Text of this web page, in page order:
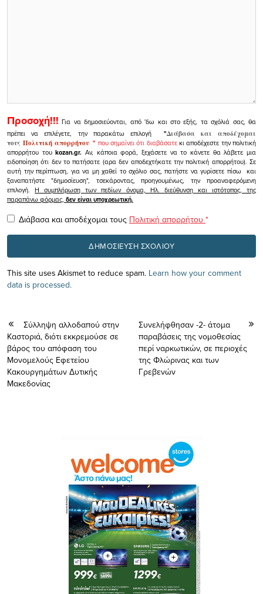
Προσοχή!!! Για να δημοσιεύονται, από 'δω και στο εξής, τα σχόλιά σας, θα
πρέπει να επιλέγετε, την παρακάτω επιλογή
"Διάβασα και αποδέχομαι
τουςΠολιτική απορρήτου" που σημαίνει ότι διαβάσατεκι αποδέχεστε την πολιτική
απορρήτου τουkozan.gr. Αν, κάποια φορά, ξεχάσετε να το κάνετε θα λάβετε μια
ειδοποίηση ότι δεν το πατήσατε (αρα δεν αποδεχτήκατε την πολιτική απορρήτου). Σε
αυτή την περίπτωση, για να μη χαθεί το σχόλιο σας, πατήστε να γυρίσετε πίσω και
ξαναπατήστε "δημοσίευση", τσεκάροντας, προηγουμένως, την προαναφερόμενη
επιλογή.Η συμπλήρωση των πεδίων όνομα, Ηλ. διεύθυνση και ιστότοπος, της
παραπάνω φόρμας, δεν είναι υποχρεωτική.
Διάβασα και αποδέχομαι τους Πολιτική απορρήτου *
This site uses Akismet to reduce spam. Learn how your comment
data is processed.
Σύλληψη αλλοδαπού στην
Καστοριά, διότι εκκρεμούσε σε
βάρος του απόφαση του
Μονομελούς Εφετείου
Κακουργημάτων Δυτικής
Μακεδονίας
Συνελήφθησαν -2- άτομα
παραβάσεις της νομοθεσίας
περί ναρκωτικών, σε περιοχές
της Φλώρινας και των
Γρεβενών